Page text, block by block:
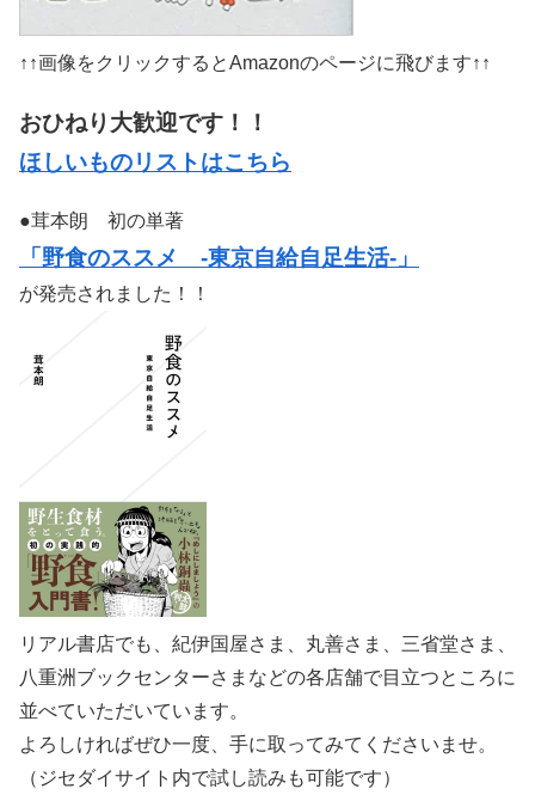
↑↑画像をクリックするとAmazonのページに飛びます↑↑
おひねり大歓迎です！！
ほしいものリストはこちら
●茸本朗 初の単著
「野食のススメ -東京自給自足生活-」
が発売されました！！
リアル書店でも、紀伊国屋さま、丸善さま、三省堂さま、
八重洲ブックセンターさまなどの各店舗で目立つところに
並べていただいています。
よろしければぜひ一度、手に取ってみてくださいませ。
（ジセダイサイト内で試し読みも可能です）